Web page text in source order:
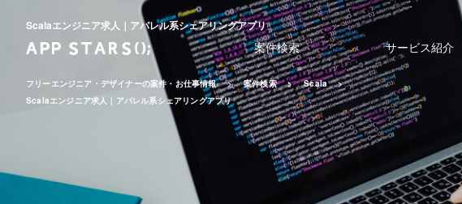
Scalaエンジニア求人｜アパレル系シェアリングアプリ
案件検索 サービス紹介
フリーエンジニア・デザイナーの案件・お仕事情報 案件検索
Scala
Scalaエンジニア求人｜アパレル系シェアリングアプリ